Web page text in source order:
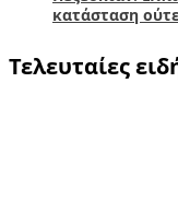
κατάσταση
Τελευταίες